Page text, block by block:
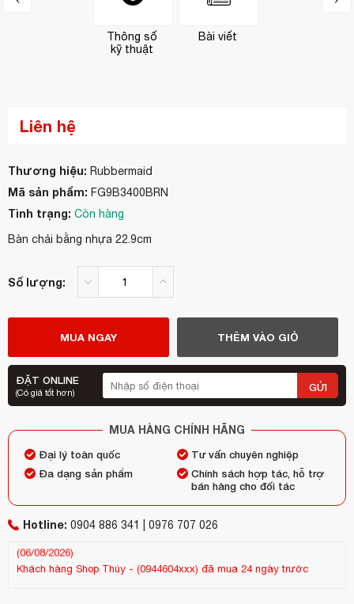
Thông số
kỹ thuật
Bài viết
Liên hệ
Thương hiệu: Rubbermaid
Mã sản phẩm: FG9B3400BRN
Tình trạng: Còn hàng
Bàn chải bằng nhựa 22.9cm
Số lượng:
MUA NGAY THÊM VÀO GIỎ
ĐẶT ONLINE
(Có giá tốt hơn) GỬI
MUA HÀNG CHÍNH HÃNG
Đại lý toàn quốc
Tư vấn chuyên nghiệp
Đa dạng sản phẩm
Chính sách hợp tác, hỗ trợ
bán hàng cho đối tác
Hotline: 0904 886 341 | 0976 707 026
Khách hàng
(13/07/2026)